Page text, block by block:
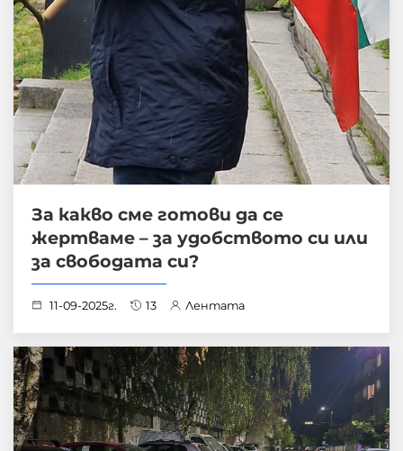
За какво сме готови да се
жертваме – за удобството си или
за свободата си?
11-09-2025г. 13 Лентата